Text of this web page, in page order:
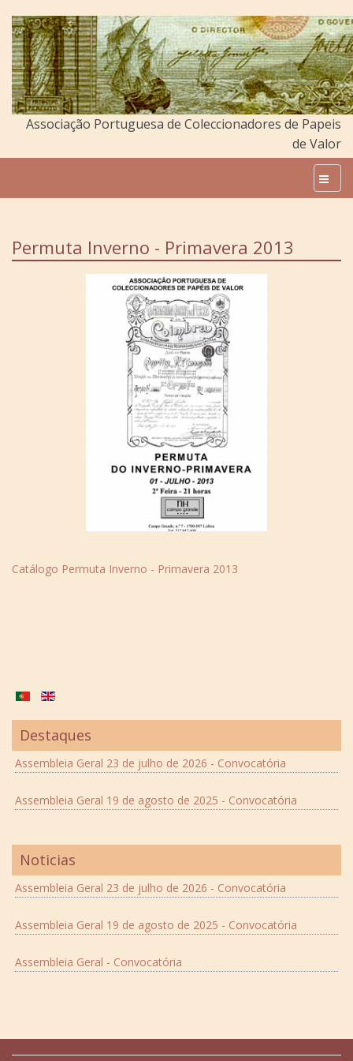
Associação Portuguesa de Coleccionadores de Papeis
de Valor
Permuta Inverno - Primavera 2013
Catálogo Permuta Inverno - Primavera 2013
Destaques
Assembleia Geral 23 de julho de 2026 - Convocatória
Assembleia Geral 19 de agosto de 2025 - Convocatória
Noticias
Assembleia Geral 23 de julho de 2026 - Convocatória
Assembleia Geral 19 de agosto de 2025 - Convocatória
Assembleia Geral - Convocatória